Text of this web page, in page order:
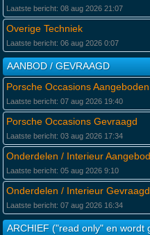
Laatste bericht: 08 aug 2026 21:07
Overige Techniek
Laatste bericht: 06 aug 2026 0:07
AANBOD / GEVRAAGD
Porsche Occasions Aangeboden
Laatste bericht: 07 aug 2026 19:40
Porsche Occasions Gevraagd
Laatste bericht: 03 aug 2026 17:34
Onderdelen / Interieur
Laatste bericht: 05 aug 2026 9:10
Onderdelen / Interieur Gevraagd
Laatste bericht: 07 aug 2026 16:34
ARCHIEF ("read only" en wordt